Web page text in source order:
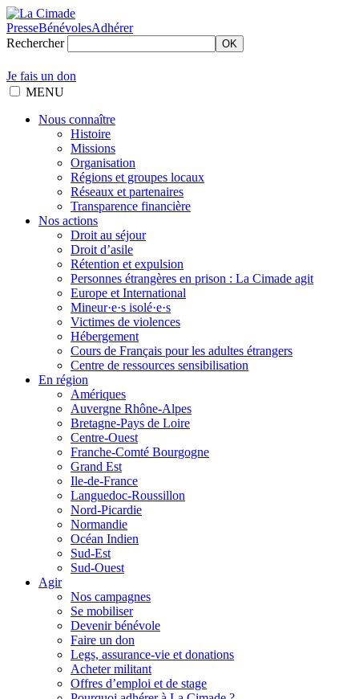
PresseBénévolesAdhérer
Rechercher
OK
Je fais un don
MENU
Nous connaître
Histoire
Missions
Organisation
Régions et groupes locaux
Réseaux et partenaires
Transparence financière
Nos actions
Droit au séjour
Droit d’asile
Rétention et expulsion
Personnes étrangères en prison : La Cimade agit
Europe et International
Mineur·e·s isolé·e·s
Victimes de violences
Hébergement
Cours de Français pour les adultes étrangers
Centre de ressources sensibilisation
En région
Amériques
Auvergne Rhône-Alpes
Bretagne-Pays de Loire
Centre-Ouest
Franche-Comté Bourgogne
Grand Est
Ile-de-France
Languedoc-Roussillon
Nord-Picardie
Normandie
Océan Indien
Sud-Est
Sud-Ouest
Agir
Nos campagnes
Se mobiliser
Devenir bénévole
Faire un don
Legs, assurance-vie et donations
Acheter militant
Offres d’emploi et de stage